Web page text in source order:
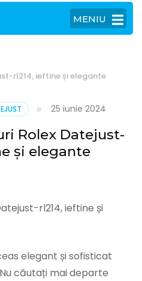
MENIU
rl214, ieftine și elegante
25 iunie 2024
Rolex Datejust-
și elegante
rl214, ieftine și
elegant și sofisticat
căutați mai departe